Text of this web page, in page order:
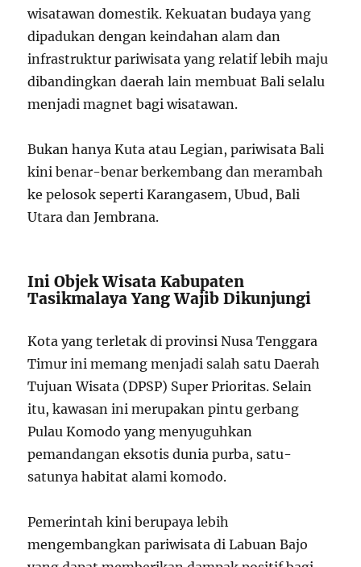
wisatawan domestik. Kekuatan budaya yang
dipadukan dengan keindahan alam dan
infrastruktur pariwisata yang relatif lebih maju
dibandingkan daerah lain membuat Bali selalu
menjadi magnet bagi wisatawan.
Bukan hanya Kuta atau Legian, pariwisata Bali
kini benar-benar berkembang dan merambah
ke pelosok seperti Karangasem, Ubud, Bali
Utara dan Jembrana.
Ini Objek Wisata Kabupaten
Tasikmalaya Yang Wajib Dikunjungi
Kota yang terletak di provinsi Nusa Tenggara
Timur ini memang menjadi salah satu Daerah
Tujuan Wisata (DPSP) Super Prioritas. Selain
itu, kawasan ini merupakan pintu gerbang
Pulau Komodo yang menyuguhkan
pemandangan eksotis dunia purba, satu-
satunya habitat alami komodo.
Pemerintah kini berupaya lebih
mengembangkan pariwisata di Labuan Bajo